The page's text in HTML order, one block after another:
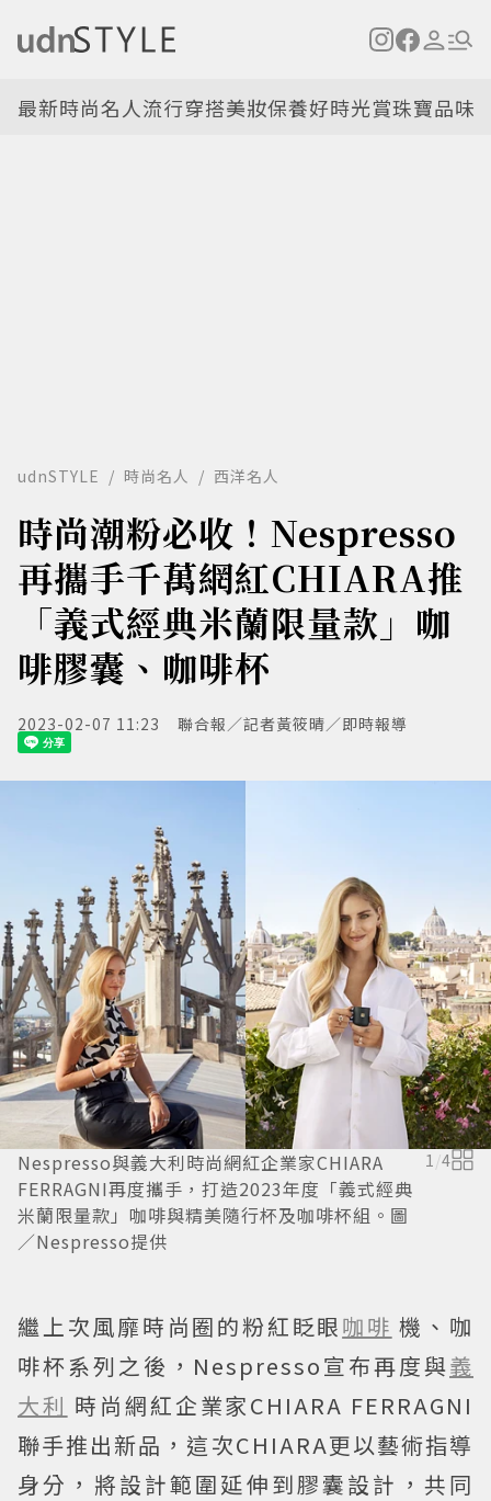
最新時尚名人流行穿搭美妝保養好時光賞珠寶品味
udnSTYLE 時尚名人 西洋名人
時尚潮粉必收！Nespresso
再攜手千萬網紅CHIARA推
「義式經典米蘭限量款」咖
啡膠囊、咖啡杯
2023-02-07 11:23 聯合報／記者黃筱晴／即時報導
Nespresso與義大利時尚網紅企業家CHIARA
FERRAGNI再度攜手，打造2023年度「義式經典
米蘭限量款」咖啡與精美隨行杯及咖啡杯組。圖
／Nespresso提供
1/4
繼上次風靡時尚圈的粉紅眨眼咖啡 機、咖
啡杯系列之後，Nespresso宣布再度與義
大利 時尚網紅企業家CHIARA FERRAGNI
聯手推出新品，這次CHIARA更以藝術指導
身分，將設計範圍延伸到膠囊設計，共同